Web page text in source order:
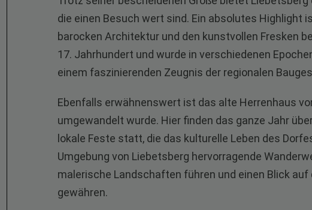
die einen Besuch wert sind. Ein absolutes Highlight
barocken Architektur und den kunstvollen Fresken
17. Jahrhundert und wurde in verschiedenen
einem faszinierenden Zeugnis der regionalen
Ebenfalls erwähnenswert ist das alte Herrenhaus
umgewandelt wurde. Hier finden das ganze Jahr
lokale Feste statt, die das kulturelle Leben des
Umgebung von Liebetsberg hervorragende
malerische Landschaften führen und einen Blick auf
gewähren.